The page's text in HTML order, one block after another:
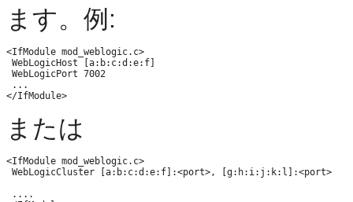
ます。例:
<IfModule mod_weblogic.c>
WebLogicHost [a:b:c:d:e:f]
WebLogicPort 7002
...
または
<IfModule mod_weblogic.c>
WebLogicCluster [a:b:c:d:e:f]:<port>, [g:h:i:j:k:l]:<port>
....